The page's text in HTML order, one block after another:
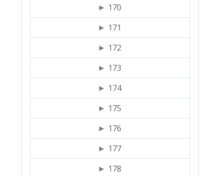
170
171
172
173
174
175
176
177
178